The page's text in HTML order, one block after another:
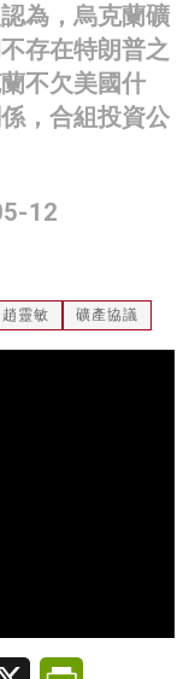
為，烏克蘭礦
存在特朗普之
不欠美國什
，合組投資公
12
趙靈敏 礦產協議
X